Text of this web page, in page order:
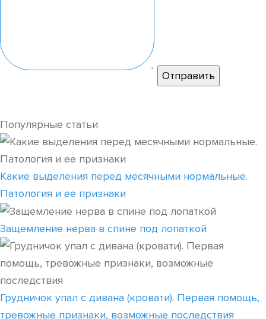
Популярные статьи
Какие выделения перед месячными нормальные.
Патология и ее признаки
Защемление нерва в спине под лопаткой
Грудничок упал с дивана (кровати). Первая помощь,
тревожные признаки, возможные последствия